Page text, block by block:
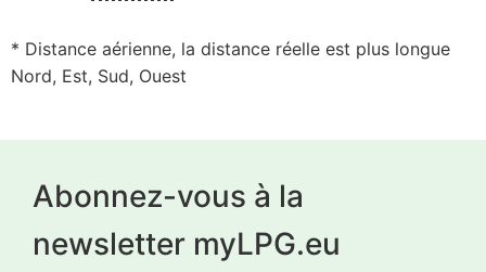
* Distance aérienne, la distance réelle est plus longue
Nord, Est, Sud, Ouest
Abonnez-vous à la
newsletter myLPG.eu